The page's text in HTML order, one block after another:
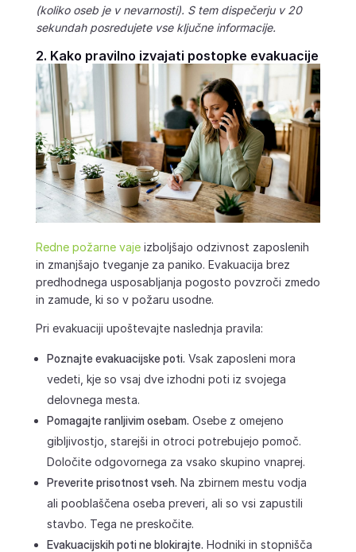
(koliko oseb je v nevarnosti). S tem dispečerju v 20
sekundah posredujete vse ključne informacije.
2. Kako pravilno izvajati postopke evakuacije
Redne požarne vajeizboljšajo odzivnost zaposlenih
in zmanjšajo tveganje za paniko. Evakuacija brez
predhodnega usposabljanja pogosto povzroči zmedo
in zamude, ki so v požaru usodne.
Pri evakuaciji upoštevajte naslednja pravila:
Poznajte evakuacijske poti. Vsak zaposleni mora
vedeti, kje so vsaj dve izhodni poti iz svojega
delovnega mesta.
Pomagajte ranljivim osebam. Osebe z omejeno
gibljivostjo, starejši in otroci potrebujejo pomoč.
Določite odgovornega za vsako skupino vnaprej.
Preverite prisotnost vseh. Na zbirnem mestu vodja
ali pooblaščena oseba preveri, ali so vsi zapustili
stavbo. Tega ne preskočite.
Evakuacijskih poti ne blokirajte. Hodniki in stopnišča